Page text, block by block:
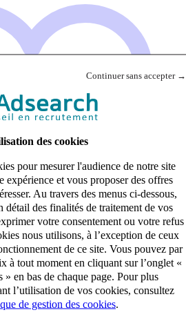
Continuer sans accepter →
des cookies
pour mesurer l'audience de notre site
expérience et vous proposer des offres
Au travers des menus ci-dessous,
détail des finalités de traitement de vos
votre consentement ou votre refus
nous utilisons, à l’exception de ceux
de ce site. Vous pouvez par
à tout moment en cliquant sur l’onglet «
» en bas de chaque page. Pour plus
l’utilisation de vos cookies, consultez
de gestion des cookies